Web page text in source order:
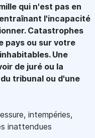
qui n'est pas en
l'incapacité
Catastrophes
pays ou sur votre
Une
de juré ou la
tribunal ou d'une
intempéries,
inattendues